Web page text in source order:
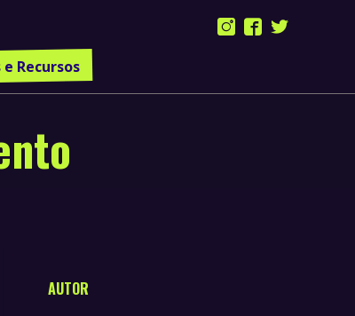
Instagram
Facebook
Twitter
Recursos
AUTOR